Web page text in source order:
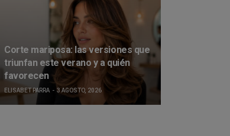
Corte mariposa: las versiones que
triunfan este verano y a quién
favorecen
ELISABET PARRA 3 AGOSTO, 2026